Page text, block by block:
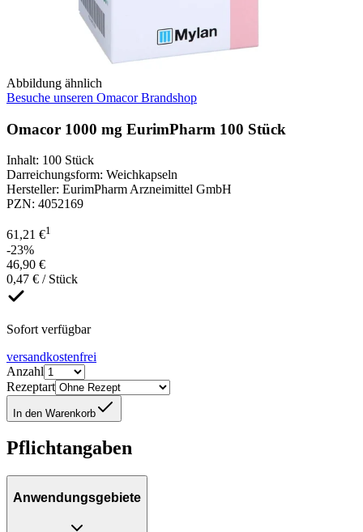
Abbildung ähnlich
Besuche unseren Omacor Brandshop
Omacor 1000 mg EurimPharm 100 Stück
Inhalt: 100 Stück
Darreichungsform: Weichkapseln
Hersteller: EurimPharm Arzneimittel GmbH
PZN: 4052169
61,21 €1
-23%
46,90 €
0,47 € / Stück
Sofort verfügbar
versandkostenfrei
Anzahl
Rezeptart
In den Warenkorb
Pflichtangaben
Anwendungsgebiete